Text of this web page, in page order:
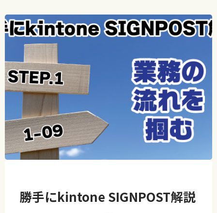
勝手にkintone SIGNPOST解説